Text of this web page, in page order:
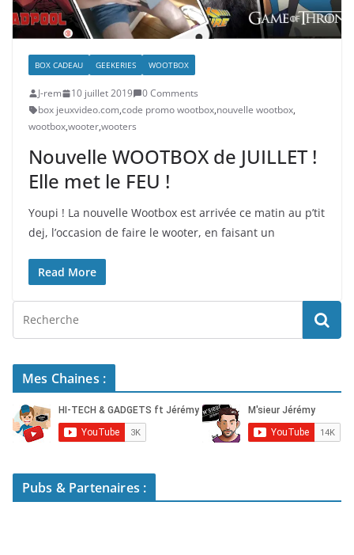
BOX CADEAU GEEKERIES WOOTBOX
J-rem 10 juillet 2019
0 Comments
box jeuxvideo.com,code promo wootbox,nouvelle wootbox,
wootbox,wooter,wooters
Nouvelle WOOTBOX de JUILLET !
Elle met le FEU !
Youpi ! La nouvelle Wootbox est arrivée ce matin au p’tit
dej, l’occasion de faire le wooter, en faisant un
Read More
Mes Chaines :
Pubs & Partenaires :